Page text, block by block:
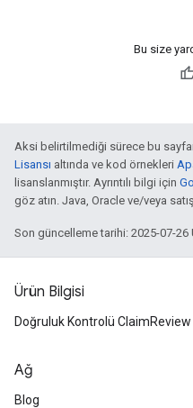
Bu size
Aksi belirtilmediği sürece bu
Lisansı altında ve kod örnekleri
lisanslanmıştır. Ayrıntılı bilgi için
göz atın. Java, Oracle ve/veya
Son güncelleme tarihi: 2025-07-26
Ürün Bilgisi
Doğruluk Kontrolü ClaimReview
Ağ
Blog